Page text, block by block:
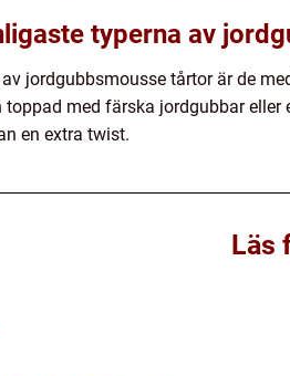
typerna av
jordgubbsmousse tårtor är de
med färska jordgubbar
en extra twist.
Läs